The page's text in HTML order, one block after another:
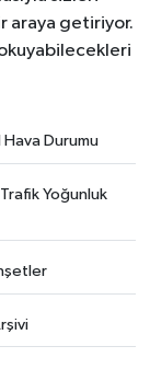
araya getiriyor.
Hava Durumu
Yoğunluk